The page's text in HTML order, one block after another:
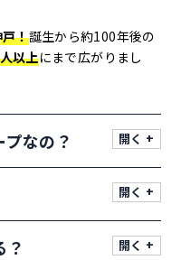
！誕生から約100年後の
以上にまで広がりまし
なの？
？